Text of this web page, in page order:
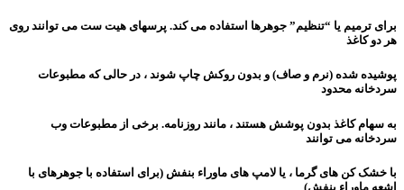
برای ترمیم یا “تنظیم” جوهرها استفاده می کند. پرسهای هیت ست می توانند روی
هر دو کاغذ
پوشیده شده (نرم و صاف) و بدون روکش چاپ شوند ، در حالی که مطبوعات
سردخانه محدود
به سهام کاغذ بدون پوشش هستند ، مانند روزنامه. برخی از مطبوعات وب
سردخانه می توانند
با خشک کن های گرما ، یا لامپ های ماوراء بنفش (برای استفاده با جوهرهای با
اشعه ماوراء بنفش)